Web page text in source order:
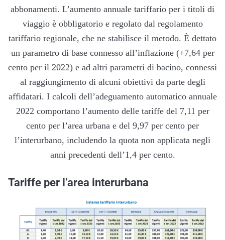
abbonamenti. L’aumento annuale tariffario per i titoli di
viaggio è obbligatorio e regolato dal regolamento
tariffario regionale, che ne stabilisce il metodo. È dettato
un parametro di base connesso all’inflazione (+7,64 per
cento per il 2022) e ad altri parametri di bacino, connessi
al raggiungimento di alcuni obiettivi da parte degli
affidatari. I calcoli dell’adeguamento automatico annuale
2022 comportano l’aumento delle tariffe del 7,11 per
cento per l’area urbana e del 9,97 per cento per
l’interurbano, includendo la quota non applicata negli
anni precedenti dell’1,4 per cento.
Tariffe per l’area interurbana